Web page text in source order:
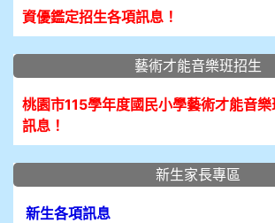
資優鑑定招生各項訊息！
藝術才能音樂班招生
桃園市115學年度國民小學藝術才能音
訊息！
新生家長專區
新生各項訊息